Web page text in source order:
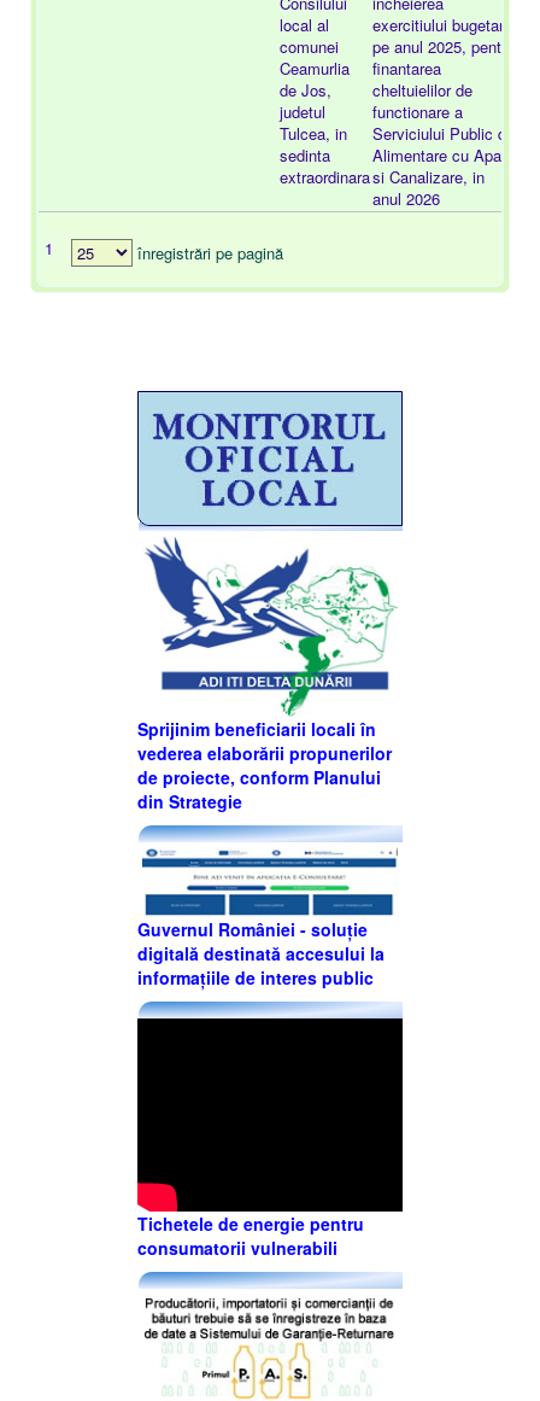
local al
comunei
Ceamurlia
de Jos,
judetul
Tulcea, in
sedinta
extraordinara
exercitiului bugetar
pe anul 2025, pentru
finantarea
cheltuielilor de
functionare a
Serviciului Public de
Alimentare cu Apa
si Canalizare, in
anul 2026
1 înregistrări pe pagină
Sprijinim beneficiarii locali în
vederea elaborării propunerilor
de proiecte, conform Planului
din Strategie
Guvernul României - soluție
digitală destinată accesului la
informațiile de interes public
Tichetele de energie pentru
consumatorii vulnerabili